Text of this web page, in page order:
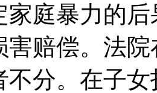
家庭暴力的
害赔偿。法
不分。在子